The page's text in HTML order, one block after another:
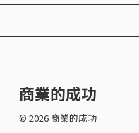
商業的成功
© 2026 商業的成功